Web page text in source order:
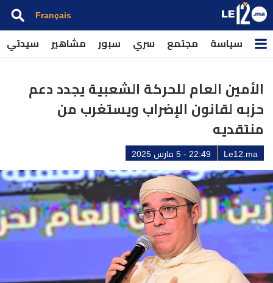
Français
سياسة مجتمع سري سبور مشاهير سيدتي
الأمين العام للحركة الشعبية يجدد دعم
حزبه لقانون الإضراب ويستغرب من
منتقديه
Le12.ma 22:49 - 5 مارس 2025